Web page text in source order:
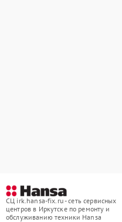
СЦ irk.hansa-fix.ru - сеть сервисных
центров в Иркутске по ремонту и
обслуживанию техники Hansa